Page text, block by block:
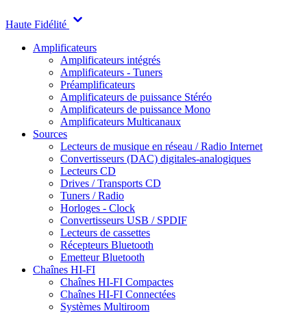
Haute Fidélité
Amplificateurs
Amplificateurs intégrés
Amplificateurs - Tuners
Préamplificateurs
Amplificateurs de puissance Stéréo
Amplificateurs de puissance Mono
Amplificateurs Multicanaux
Sources
Lecteurs de musique en réseau / Radio Internet
Convertisseurs (DAC) digitales-analogiques
Lecteurs CD
Drives / Transports CD
Tuners / Radio
Horloges - Clock
Convertisseurs USB / SPDIF
Lecteurs de cassettes
Récepteurs Bluetooth
Emetteur Bluetooth
Chaînes HI-FI
Chaînes HI-FI Compactes
Chaînes HI-FI Connectées
Systèmes Multiroom